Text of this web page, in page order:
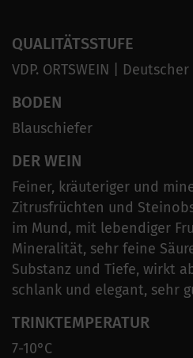
QUALITÄTSSTUFE
VDP. ORTSWEIN |
BODEN
Blauschiefer
DER WEIN
Feiner, kräuteriger und
Zitrusfrüchten und
im Mund, mit lebendiger
Mineralität, sehr feine
Substanz und Tiefe, wirkt
schlank und elegant, sehr
TRINKTEMPERATUR
7-10°C